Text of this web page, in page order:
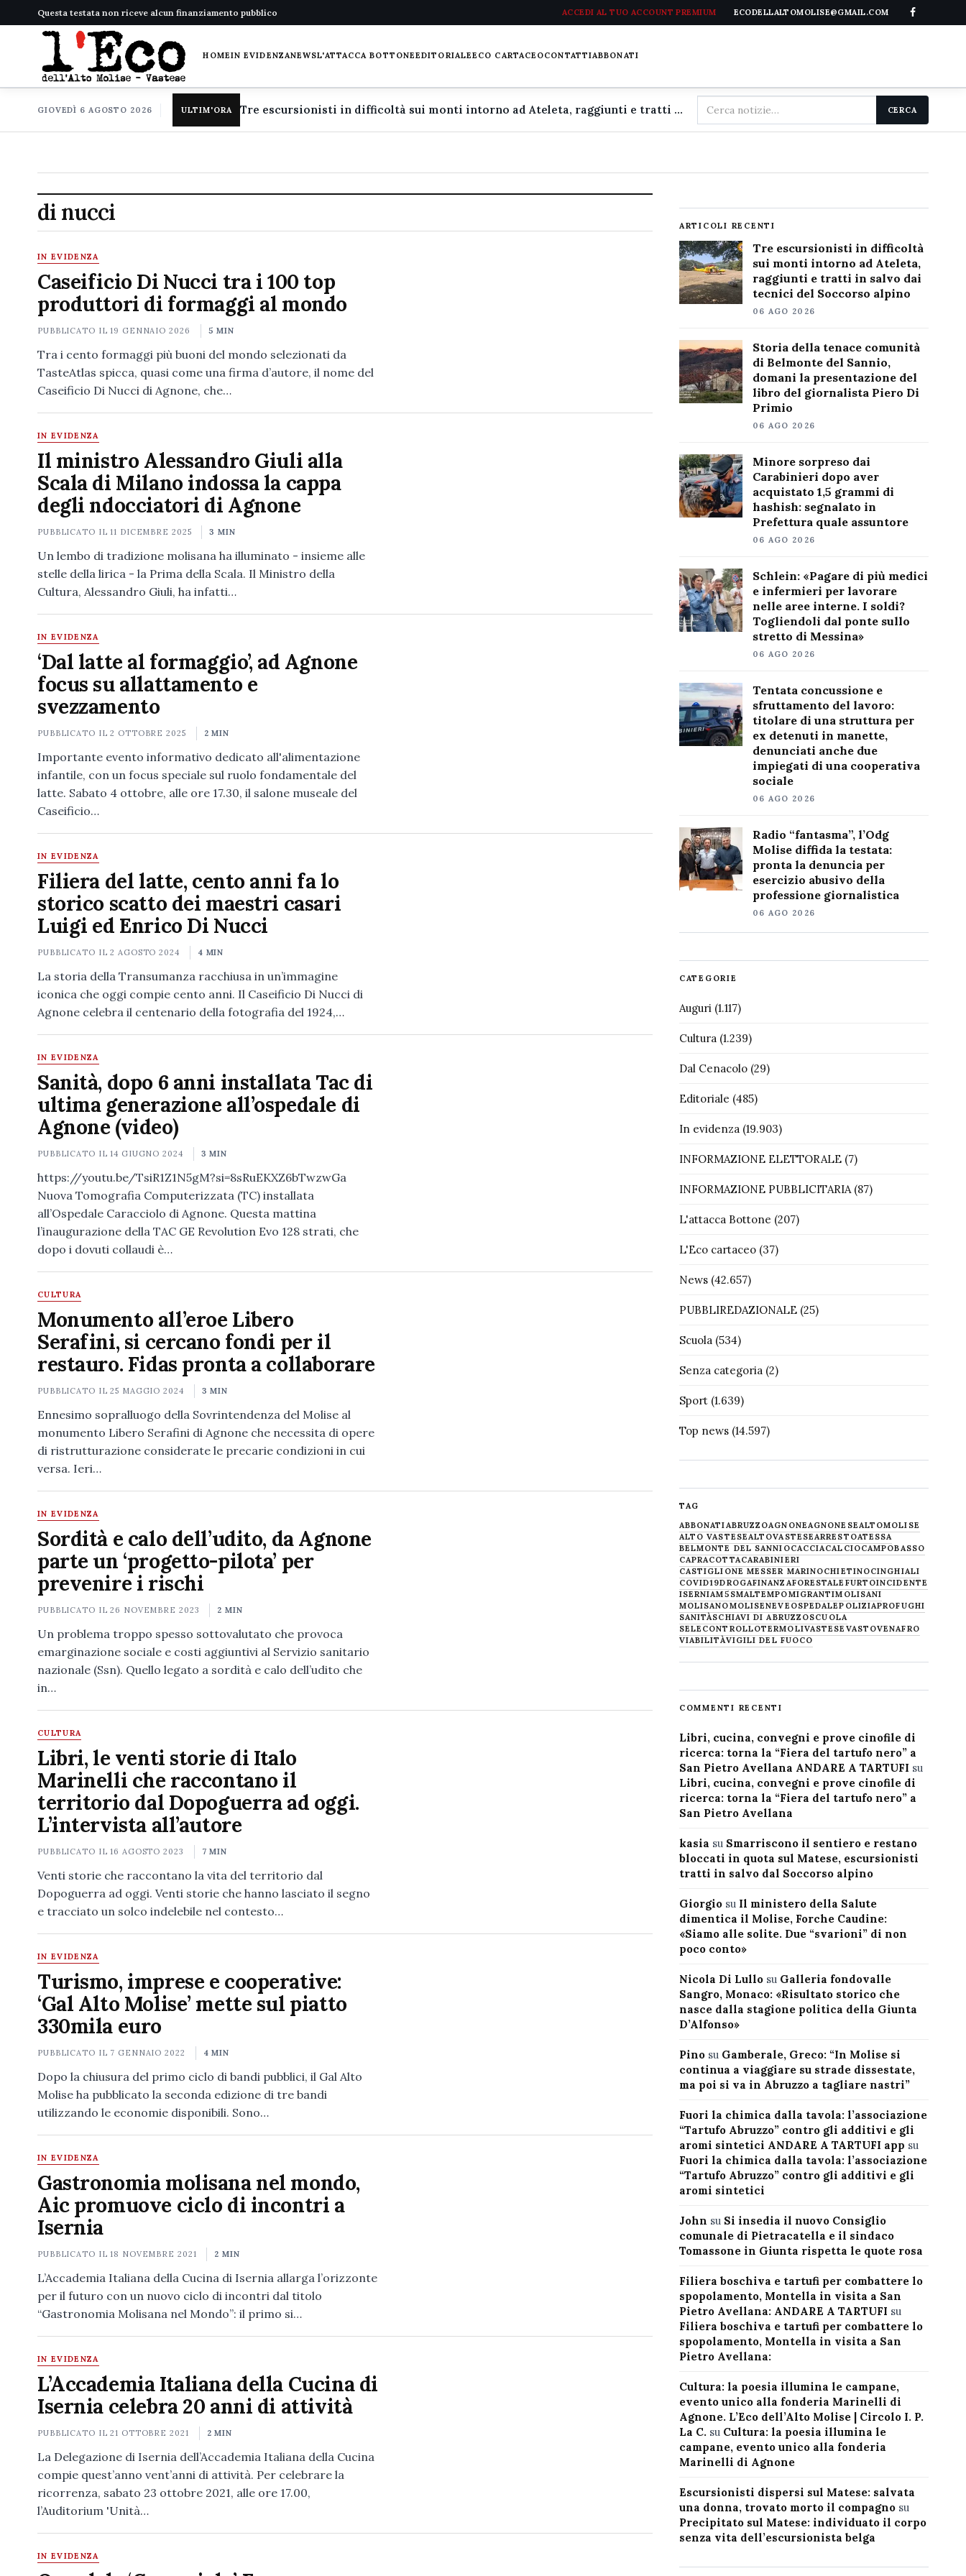
Questa testata non riceve alcun finanziamento pubblico ACCEDI AL TUO ACCOUNT PREMIUM ECODELLALTOMOLISE@GMAIL.COM
HOMEIN EVIDENZANEWSL'ATTACCA BOTTONEEDITORIALEECO CARTACEOCONTATTIABBONATI
GIOVEDÌ 6 AGOSTO 2026 ULTIM'ORA Tre escursionisti in difficoltà sui monti intorno ad Ateleta, raggiunti e tratti in salvo dai tecnici del Soccorso alpino
Cerca
nel
CERCA
di nucci
IN EVIDENZA
Caseificio Di Nucci tra i 100 top
produttori di formaggi al mondo
PUBBLICATO IL19 GENNAIO 2026 5 MIN
Tra i cento formaggi più buoni del mondo selezionati da
TasteAtlas spicca, quasi come una firma d’autore, il nome del
Caseificio Di Nucci di Agnone, che…
IN EVIDENZA
Il ministro Alessandro Giuli alla
Scala di Milano indossa la cappa
degli ndocciatori di Agnone
PUBBLICATO IL11 DICEMBRE 2025 3 MIN
Un lembo di tradizione molisana ha illuminato - insieme alle
stelle della lirica - la Prima della Scala. Il Ministro della
Cultura, Alessandro Giuli, ha infatti…
IN EVIDENZA
‘Dal latte al formaggio’, ad Agnone
focus su allattamento e
svezzamento
PUBBLICATO IL2 OTTOBRE 2025 2 MIN
Importante evento informativo dedicato all'alimentazione
infantile, con un focus speciale sul ruolo fondamentale del
latte. Sabato 4 ottobre, alle ore 17.30, il salone museale del
Caseificio…
IN EVIDENZA
Filiera del latte, cento anni fa lo
storico scatto dei maestri casari
Luigi ed Enrico Di Nucci
PUBBLICATO IL2 AGOSTO 2024 4 MIN
La storia della Transumanza racchiusa in un’immagine
iconica che oggi compie cento anni. Il Caseificio Di Nucci di
Agnone celebra il centenario della fotografia del 1924,…
IN EVIDENZA
Sanità, dopo 6 anni installata Tac di
ultima generazione all’ospedale di
Agnone (video)
PUBBLICATO IL14 GIUGNO 2024 3 MIN
https://youtu.be/TsiR1Z1N5gM?si=8sRuEKXZ6bTwzwGa
Nuova Tomografia Computerizzata (TC) installata
all’Ospedale Caracciolo di Agnone. Questa mattina
l’inaugurazione della TAC GE Revolution Evo 128 strati, che
dopo i dovuti collaudi è…
CULTURA
Monumento all’eroe Libero
Serafini, si cercano fondi per il
restauro. Fidas pronta a collaborare
PUBBLICATO IL25 MAGGIO 2024 3 MIN
Ennesimo sopralluogo della Sovrintendenza del Molise al
monumento Libero Serafini di Agnone che necessita di opere
di ristrutturazione considerate le precarie condizioni in cui
versa. Ieri…
IN EVIDENZA
Sordità e calo dell’udito, da Agnone
parte un ‘progetto-pilota’ per
prevenire i rischi
PUBBLICATO IL26 NOVEMBRE 2023 2 MIN
Un problema troppo spesso sottovalutato che provoca
emarginazione sociale e costi aggiuntivi al Servizio sanitario
nazionale (Ssn). Quello legato a sordità e calo dell’udito che
in…
CULTURA
Libri, le venti storie di Italo
Marinelli che raccontano il
territorio dal Dopoguerra ad oggi.
L’intervista all’autore
PUBBLICATO IL16 AGOSTO 2023 7 MIN
Venti storie che raccontano la vita del territorio dal
Dopoguerra ad oggi. Venti storie che hanno lasciato il segno
e tracciato un solco indelebile nel contesto…
IN EVIDENZA
Turismo, imprese e cooperative:
‘Gal Alto Molise’ mette sul piatto
330mila euro
PUBBLICATO IL 7 GENNAIO 2022 4 MIN
Dopo la chiusura del primo ciclo di bandi pubblici, il Gal Alto
Molise ha pubblicato la seconda edizione di tre bandi
utilizzando le economie disponibili. Sono…
IN EVIDENZA
Gastronomia molisana nel mondo,
Aic promuove ciclo di incontri a
Isernia
PUBBLICATO IL18 NOVEMBRE 2021 2 MIN
L’Accademia Italiana della Cucina di Isernia allarga l’orizzonte
per il futuro con un nuovo ciclo di incontri dal titolo
“Gastronomia Molisana nel Mondo”: il primo si…
IN EVIDENZA
L’Accademia Italiana della Cucina di
Isernia celebra 20 anni di attività
PUBBLICATO IL21 OTTOBRE 2021 2 MIN
La Delegazione di Isernia dell’Accademia Italiana della Cucina
compie quest’anno vent’anni di attività. Per celebrare la
ricorrenza, sabato 23 ottobre 2021, alle ore 17.00,
l’Auditorium 'Unità…
IN EVIDENZA
ARTICOLI RECENTI
Tre escursionisti in difficoltà
sui monti intorno ad Ateleta,
raggiunti e tratti in salvo dai
tecnici del Soccorso alpino
06 AGO 2026
Storia della tenace comunità
di Belmonte del Sannio,
domani la presentazione del
libro del giornalista Piero Di
Primio
06 AGO 2026
Minore sorpreso dai
Carabinieri dopo aver
acquistato 1,5 grammi di
hashish: segnalato in
Prefettura quale assuntore
06 AGO 2026
Schlein: «Pagare di più medici
e infermieri per lavorare
nelle aree interne. I soldi?
Togliendoli dal ponte sullo
stretto di Messina»
06 AGO 2026
Tentata concussione e
sfruttamento del lavoro:
titolare di una struttura per
ex detenuti in manette,
denunciati anche due
impiegati di una cooperativa
sociale
06 AGO 2026
Radio “fantasma”, l’Odg
Molise diffida la testata:
pronta la denuncia per
esercizio abusivo della
professione giornalistica
06 AGO 2026
CATEGORIE
Auguri(1.117)
Cultura(1.239)
Dal Cenacolo(29)
Editoriale (485)
In evidenza(19.903)
INFORMAZIONE ELETTORALE(7)
INFORMAZIONE PUBBLICITARIA(87)
L'attacca Bottone (207)
L'Eco cartaceo(37)
News(42.657)
PUBBLIREDAZIONALE(25)
Scuola(534)
Senza categoria(2)
Sport(1.639)
Top news(14.597)
TAG
ABBONATIABRUZZOAGNONEAGNONESEALTOMOLISE
ALTO VASTESEALTOVASTESEARRESTOATESSA
BELMONTE DEL SANNIOCACCIACALCIOCAMPOBASSO
CAPRACOTTACARABINIERI
CASTIGLIONE MESSER MARINOCHIETINOCINGHIALI
COVID19DROGAFINANZAFORESTALE FURTOINCIDENTE
ISERNIAM5SMALTEMPOMIGRANTIMOLISANI
MOLISANOMOLISENEVE OSPEDALEPOLIZIAPROFUGHI
SANITÀSCHIAVI DI ABRUZZOSCUOLA
SELECONTROLLOTERMOLIVASTESE VASTOVENAFRO
VIABILITÀVIGILI DEL FUOCO
COMMENTI RECENTI
Libri, cucina, convegni e prove cinofile di
ricerca: torna la “Fiera del tartufo nero” a
San Pietro Avellana ANDARE A TARTUFI su
Libri, cucina, convegni e prove cinofile di
ricerca: torna la “Fiera del tartufo nero” a
San Pietro Avellana
kasia su Smarriscono il sentiero e restano
bloccati in quota sul Matese, escursionisti
tratti in salvo dal Soccorso alpino
Giorgiosu Il ministero della Salute
dimentica il Molise, Forche Caudine:
«Siamo alle solite. Due “svarioni” di non
poco conto»
Nicola Di Lullosu Galleria fondovalle
Sangro, Monaco: «Risultato storico che
nasce dalla stagione politica della Giunta
D’Alfonso»
Pinosu Gamberale, Greco: “In Molise si
continua a viaggiare su strade dissestate,
ma poi si va in Abruzzo a tagliare nastri”
Fuori la chimica dalla tavola: l’associazione
“Tartufo Abruzzo” contro gli additivi e gli
aromi sintetici ANDARE A TARTUFI app su
Fuori la chimica dalla tavola: l’associazione
“Tartufo Abruzzo” contro gli additivi e gli
aromi sintetici
John su Si insedia il nuovo Consiglio
comunale di Pietracatella e il sindaco
Tomassone in Giunta rispetta le quote rosa
Filiera boschiva e tartufi per combattere lo
spopolamento, Montella in visita a San
Pietro Avellana: ANDARE A TARTUFI su
Filiera boschiva e tartufi per combattere lo
spopolamento, Montella in visita a San
Pietro Avellana:
Cultura: la poesia illumina le campane,
evento unico alla fonderia Marinelli di
Agnone. L’Eco dell’Alto Molise | Circolo I. P.
La C. su Cultura: la poesia illumina le
campane, evento unico alla fonderia
Marinelli di Agnone
Escursionisti dispersi sul Matese: salvata
una donna, trovato morto il compagnosu
Precipitato sul Matese: individuato il corpo
senza vita dell’escursionista belga